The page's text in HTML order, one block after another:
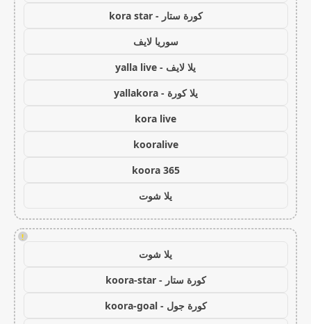
كورة ستار - kora star
سوريا لايف
يلا لايف - yalla live
يلا كورة - yallakora
kora live
kooralive
koora 365
يلا شوت
!
يلا شوت
كورة ستار - koora-star
كورة جول - koora-goal